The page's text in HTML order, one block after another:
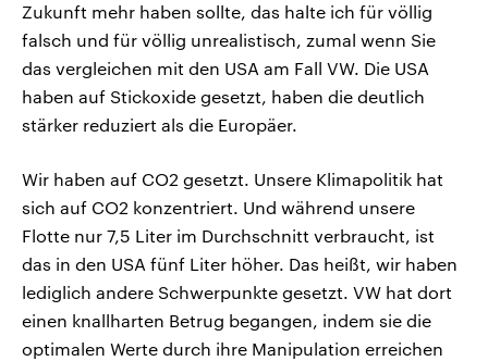
Zukunft mehr haben sollte, das halte ich für völlig
falsch und für völlig unrealistisch, zumal wenn Sie
das vergleichen mit den USA am Fall VW. Die USA
haben auf Stickoxide gesetzt, haben die deutlich
stärker reduziert als die Europäer.
Wir haben auf CO2 gesetzt. Unsere Klimapolitik hat
sich auf CO2 konzentriert. Und während unsere
Flotte nur 7,5 Liter im Durchschnitt verbraucht, ist
das in den USA fünf Liter höher. Das heißt, wir haben
lediglich andere Schwerpunkte gesetzt. VW hat dort
einen knallharten Betrug begangen, indem sie die
optimalen Werte durch ihre Manipulation erreichen